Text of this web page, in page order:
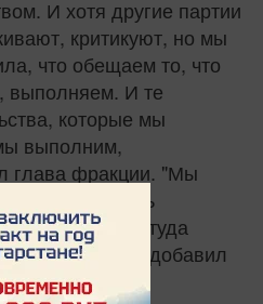
И хотя другие партии
критикуют, но мы
что обещаем то, что
выполняем. И те
которые мы
выполним,
глава фракции. "Мы
вертикаль
вовлекаем туда
дело идет", - добавил